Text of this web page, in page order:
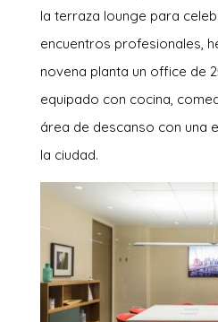
la terraza lounge para
encuentros profesionales,
novena planta un office de
equipado con cocina,
área de descanso con una
la ciudad.